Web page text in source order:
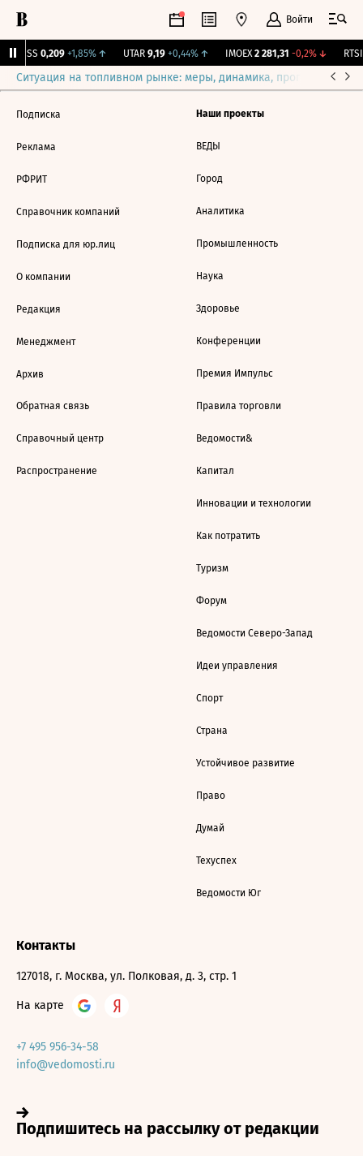
Войти
RGSS 0,209 +1,85%↑ UTAR 9,19 +0,44%↑ IMOEX 2 281,31 -0,2%↓ RTSI
Ситуация на топливном рынке: меры, динамика, прогнозы
Подписка
Реклама
РФРИТ
Справочник компаний
Подписка для юр.лиц
О компании
Редакция
Менеджмент
Архив
Обратная связь
Справочный центр
Распространение
Наши проекты
ВЕДЫ
Город
Аналитика
Промышленность
Наука
Здоровье
Конференции
Премия Импульс
Правила торговли
Ведомости&
Капитал
Инновации и технологии
Как потратить
Туризм
Форум
Ведомости Северо-Запад
Идеи управления
Спорт
Страна
Устойчивое развитие
Право
Думай
Техуспех
Ведомости Юг
Контакты
127018, г. Москва, ул. Полковая, д. 3, стр. 1
На карте
+7 495 956-34-58
info@vedomosti.ru